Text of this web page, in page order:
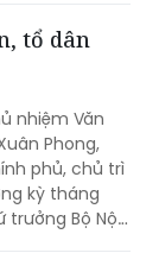
nhiệm Văn
phủ, chủ trì
kỳ tháng
Bộ Nội
tin về kết
dân phố trên
Nguyễn